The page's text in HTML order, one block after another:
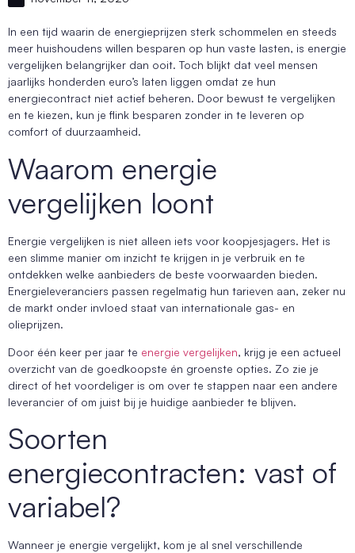
In een tijd waarin de energieprijzen sterk schommelen en steeds
meer huishoudens willen besparen op hun vaste lasten, is energie
vergelijken belangrijker dan ooit. Toch blijkt dat veel mensen
jaarlijks honderden euro’s laten liggen omdat ze hun
energiecontract niet actief beheren. Door bewust te vergelijken
en te kiezen, kun je flink besparen zonder in te leveren op
comfort of duurzaamheid.
Waarom energie
vergelijken loont
Energie vergelijken is niet alleen iets voor koopjesjagers. Het is
een slimme manier om inzicht te krijgen in je verbruik en te
ontdekken welke aanbieders de beste voorwaarden bieden.
Energieleveranciers passen regelmatig hun tarieven aan, zeker nu
de markt onder invloed staat van internationale gas- en
olieprijzen.
Door één keer per jaar te energie vergelijken, krijg je een actueel
overzicht van de goedkoopste én groenste opties. Zo zie je
direct of het voordeliger is om over te stappen naar een andere
leverancier of om juist bij je huidige aanbieder te blijven.
Soorten
energiecontracten: vast of
variabel?
Wanneer je energie vergelijkt, kom je al snel verschillende